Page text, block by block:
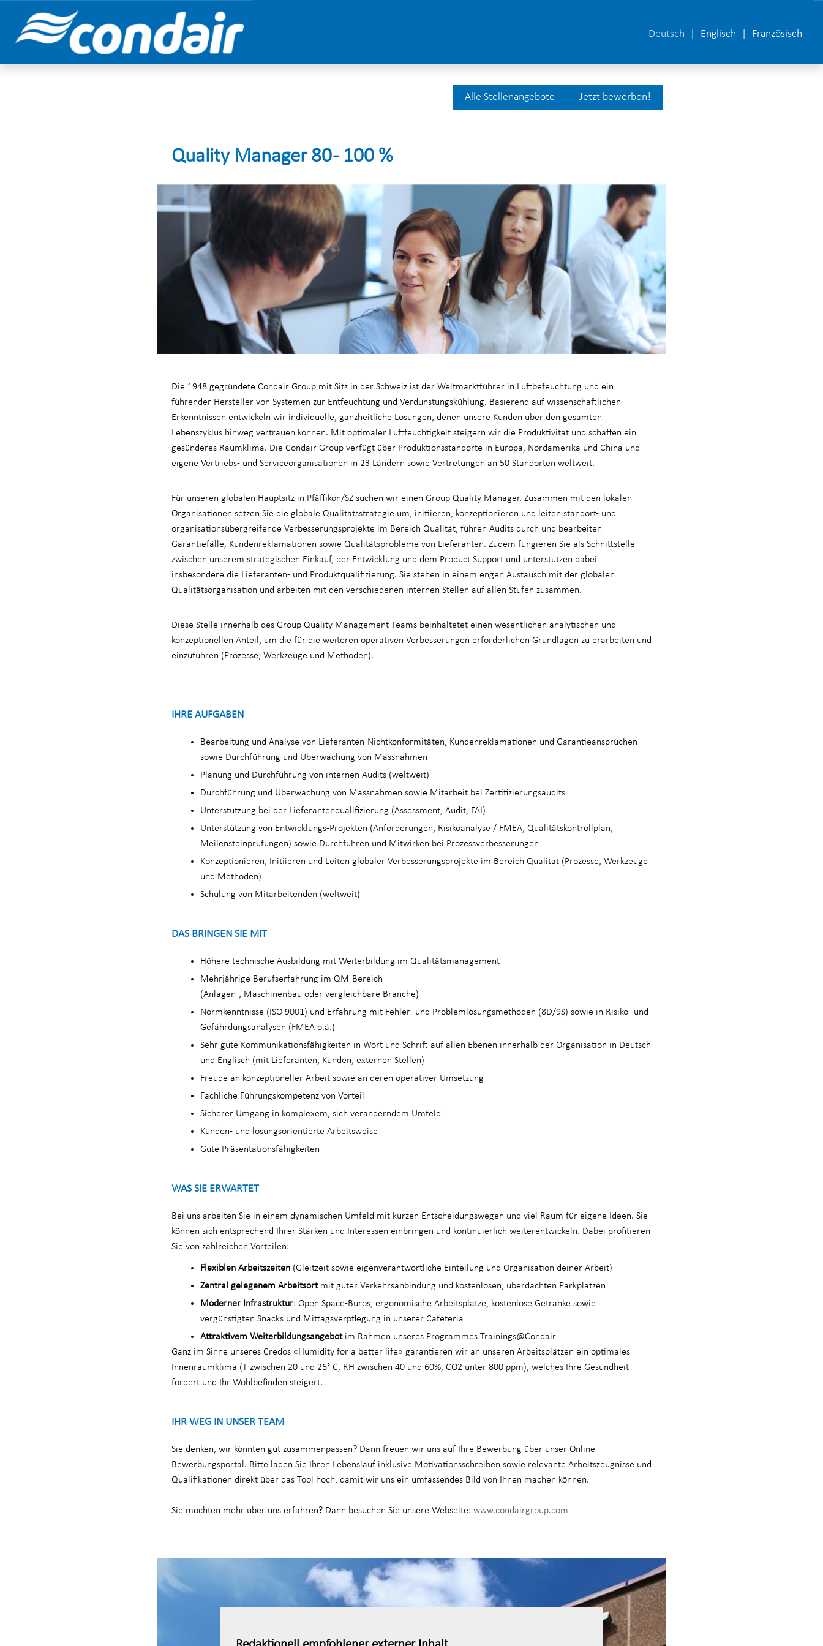
Deutsch Englisch Französisch
Alle Stellenangebote Jetzt bewerben!
Quality Manager 80 - 100 %
Die 1948 gegründete Condair Group mit Sitz in der Schweiz ist der Weltmarktführer in Luftbefeuchtung und ein
führender Hersteller von Systemen zur Entfeuchtung und Verdunstungskühlung. Basierend auf wissenschaftlichen
Erkenntnissen entwickeln wir individuelle, ganzheitliche Lösungen, denen unsere Kunden über den gesamten
Lebenszyklus hinweg vertrauen können. Mit optimaler Luftfeuchtigkeit steigern wir die Produktivität und schaffen ein
gesünderes Raumklima. Die Condair Group verfügt über Produktionsstandorte in Europa, Nordamerika und China und
eigene Vertriebs- und Serviceorganisationen in 23 Ländern sowie Vertretungen an 50 Standorten weltweit.
Für unseren globalen Hauptsitz in Pfäffikon/SZ suchen wir einen Group Quality Manager. Zusammen mit den lokalen
Organisationen setzen Sie die globale Qualitätsstrategie um, initiieren, konzeptionieren und leiten standort- und
organisationsübergreifende Verbesserungsprojekte im Bereich Qualität, führen Audits durch und bearbeiten
Garantiefälle, Kundenreklamationen sowie Qualitätsprobleme von Lieferanten. Zudem fungieren Sie als Schnittstelle
zwischen unserem strategischen Einkauf, der Entwicklung und dem Product Support und unterstützen dabei
insbesondere die Lieferanten- und Produktqualifizierung. Sie stehen in einem engen Austausch mit der globalen
Qualitätsorganisation und arbeiten mit den verschiedenen internen Stellen auf allen Stufen zusammen.
Diese Stelle innerhalb des Group Quality Management Teams beinhaltetet einen wesentlichen analytischen und
konzeptionellen Anteil, um die für die weiteren operativen Verbesserungen erforderlichen Grundlagen zu erarbeiten und
einzuführen (Prozesse, Werkzeuge und Methoden).
IHRE AUFGABEN
Bearbeitung und Analyse von Lieferanten-Nichtkonformitäten, Kundenreklamationen und Garantieansprüchen
sowie Durchführung und Überwachung von Massnahmen
Planung und Durchführung von internen Audits (weltweit)
Durchführung und Überwachung von Massnahmen sowie Mitarbeit bei Zertifizierungsaudits
Unterstützung bei der Lieferantenqualifizierung (Assessment, Audit, FAI)
Unterstützung von Entwicklungs-Projekten (Anforderungen, Risikoanalyse / FMEA, Qualitätskontrollplan,
Meilensteinprüfungen) sowie Durchführen und Mitwirken bei Prozessverbesserungen
Konzeptionieren, Initiieren und Leiten globaler Verbesserungsprojekte im Bereich Qualität (Prozesse, Werkzeuge
und Methoden)
Schulung von Mitarbeitenden (weltweit)
DAS BRINGEN SIE MIT
Höhere technische Ausbildung mit Weiterbildung im Qualitätsmanagement
Mehrjährige Berufserfahrung im QM-Bereich
(Anlagen-, Maschinenbau oder vergleichbare Branche)
Normkenntnisse (ISO 9001) und Erfahrung mit Fehler- und Problemlösungsmethoden (8D/9S) sowie in Risiko- und
Gefährdungsanalysen (FMEA o.ä.)
Sehr gute Kommunikationsfähigkeiten in Wort und Schrift auf allen Ebenen innerhalb der Organisation in Deutsch
und Englisch (mit Lieferanten, Kunden, externen Stellen)
Freude an konzeptioneller Arbeit sowie an deren operativer Umsetzung
Fachliche Führungskompetenz von Vorteil
Sicherer Umgang in komplexem, sich veränderndem Umfeld
Kunden- und lösungsorientierte Arbeitsweise
Gute Präsentationsfähigkeiten
WAS SIE ERWARTET
Bei uns arbeiten Sie in einem dynamischen Umfeld mit kurzen Entscheidungswegen und viel Raum für eigene Ideen. Sie
können sich entsprechend Ihrer Stärken und Interessen einbringen und kontinuierlich weiterentwickeln. Dabei profitieren
Sie von zahlreichen Vorteilen:
Flexiblen Arbeitszeiten (Gleitzeit sowie eigenverantwortliche Einteilung und Organisation deiner Arbeit)
Zentral gelegenem Arbeitsortmit guter Verkehrsanbindung und kostenlosen, überdachten Parkplätzen
Moderner Infrastruktur: Open Space-Büros, ergonomische Arbeitsplätze, kostenlose Getränke sowie
vergünstigten Snacks und Mittagsverpflegung in unserer Cafeteria
Attraktivem Weiterbildungsangebotim Rahmen unseres Programmes Trainings@Condair
Ganz im Sinne unseres Credos «Humidity for a better life» garantieren wir an unseren Arbeitsplätzen ein optimales
Innenraumklima (T zwischen 20 und 26° C, RH zwischen 40 und 60%, CO2 unter 800 ppm), welches Ihre Gesundheit
fördert und Ihr Wohlbefinden steigert.
IHR WEG IN UNSER TEAM
Sie denken, wir könnten gut zusammenpassen? Dann freuen wir uns auf Ihre Bewerbung über unser Online-
Bewerbungsportal. Bitte laden Sie Ihren Lebenslauf inklusive Motivationsschreiben sowie relevante Arbeitszeugnisse und
Qualifikationen direkt über das Tool hoch, damit wir uns ein umfassendes Bild von Ihnen machen können.
Sie möchten mehr über uns erfahren? Dann besuchen Sie unsere Webseite: www.condairgroup.com